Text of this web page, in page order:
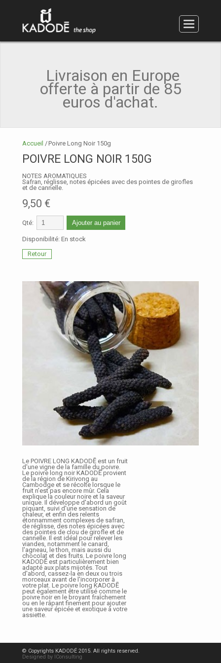
Accessoires et coffrets
Poivre rouge
Poivre Long
Sucre Sel
Livraison en Europe
offerte à partir de 85
euros d'achat.
Accueil /Poivre Long Noir 150g
POIVRE LONG NOIR 150G
NOTES AROMATIQUES
Safran, réglisse, notes épicées avec des pointes de girofles
et de cannelle.
9,50 €
Qté: Ajouter au panier
Disponibilité: En stock
Retour
Le POIVRE LONG KADODĒ est un fruit
d'une vigne de la famille du poivre.
Le poivre long noir KADODĒ provient
de la région de Kirivong au
Cambodge et se récolte lorsque le
fruit n'est pas encore mûr. Cela
explique la couleur noire et la saveur
unique. Il développe d'abord un goût
piquant, suivi d'une sensation de
chaleur, et enfin des relents
étonnamment complexes de safran,
de réglisse, des notes épicées avec
des pointes de clou de girofle et de
cannelle. Il est idéal pour relever les
viandes, notamment le canard,
l'agneau, le thon, mais aussi du
chocolat et des fruits. Le poivre long
KADODĒ est particulièrement bien
adapté aux plats mijotés. Tout
d'abord, cassez-la en deux ou trois
morceaux avant de l'incorporer à
votre plat. Le poivre long KADODĒ
peut également être utilisé comme le
poivre noir en le broyant fraîchement
ou en le râpant finement pour ajouter
une saveur épicée et exotique à votre
assiette.
© Copyrights KADODÉ 2015. All rights reserved.
Designed by IConsulting